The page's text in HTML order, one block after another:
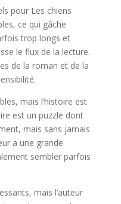
pour Les chiens
ce qui gâche
trop longs et
le flux de la lecture.
de la roman et de la
mais l’histoire est
est un puzzle dont
mais sans jamais
a une grande
sembler parfois
mais l’auteur